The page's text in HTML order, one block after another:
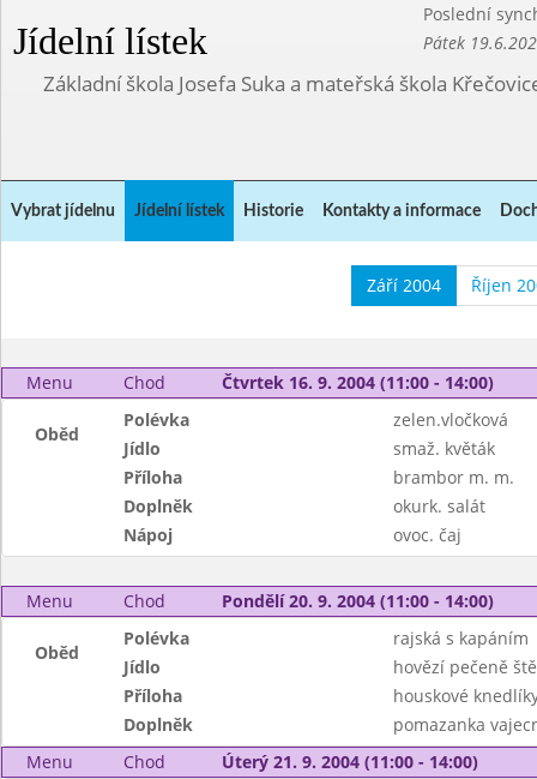
Jídelní lístek
Poslední
Pátek
Základní škola Josefa Suka a mateřská škola
Vybrat jídelnu Jídelní lístek Historie Kontakty a informace
Září 2004 Říjen
Menu Chod Čtvrtek 16. 9. 2004 (11:00 - 14:00)
Oběd
Polévka
zelen.vločková
Jídlo
smaž. květák
Příloha
brambor m. m.
Doplněk
okurk. salát
Nápoj
ovoc. čaj
Menu Chod Pondělí 20. 9. 2004 (11:00 - 14:00)
Oběd
Polévka
rajská s kapáním
Jídlo
hovězí pečeně
Příloha
houskové
Doplněk
pomazanka
Menu
Chod Úterý 21. 9. 2004 (11:00 - 14:00)